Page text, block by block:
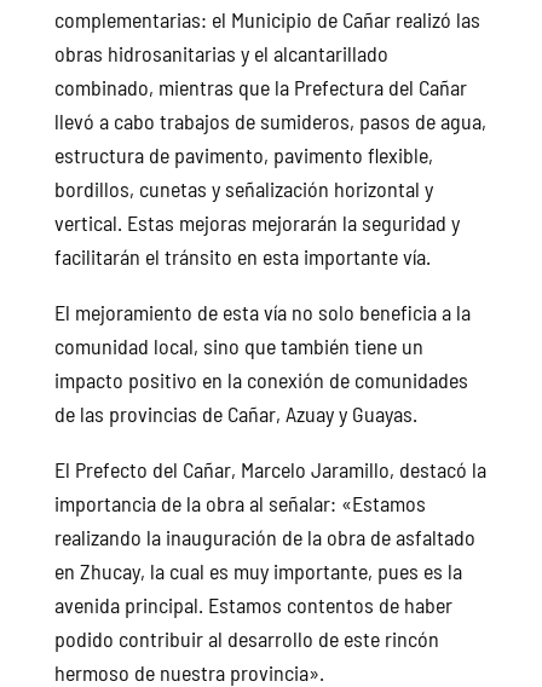
complementarias: el Municipio de Cañar realizó las
obras hidrosanitarias y el alcantarillado
combinado, mientras que la Prefectura del Cañar
llevó a cabo trabajos de sumideros, pasos de agua,
estructura de pavimento, pavimento flexible,
bordillos, cunetas y señalización horizontal y
vertical. Estas mejoras mejorarán la seguridad y
facilitarán el tránsito en esta importante vía.
El mejoramiento de esta vía no solo beneficia a la
comunidad local, sino que también tiene un
impacto positivo en la conexión de comunidades
de las provincias de Cañar, Azuay y Guayas.
El Prefecto del Cañar, Marcelo Jaramillo, destacó la
importancia de la obra al señalar: «Estamos
realizando la inauguración de la obra de asfaltado
en Zhucay, la cual es muy importante, pues es la
avenida principal. Estamos contentos de haber
podido contribuir al desarrollo de este rincón
hermoso de nuestra provincia».